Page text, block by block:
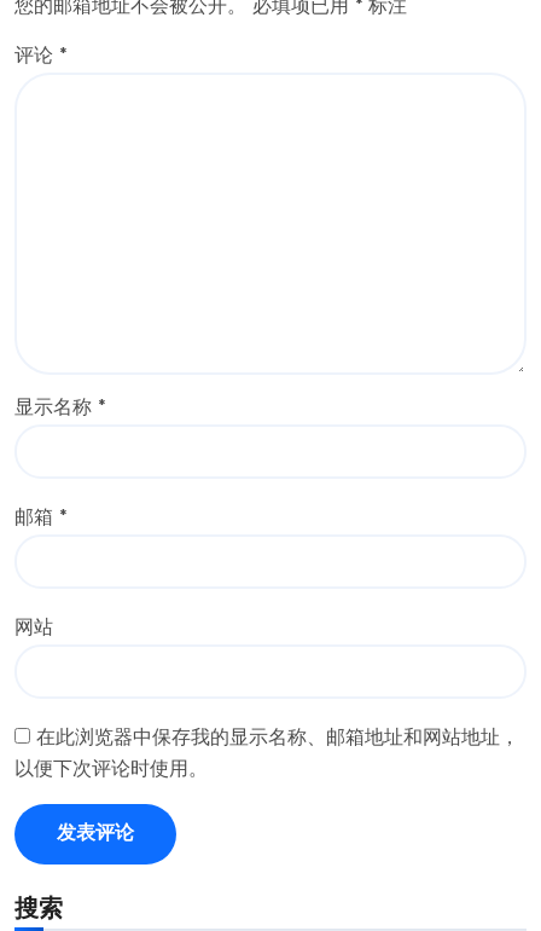
您的邮箱地址不会被公开。 必填项已用 * 标注
评论 *
显示名称 *
邮箱 *
网站
在此浏览器中保存我的显示名称、邮箱地址和网站地址，
以便下次评论时使用。
搜索